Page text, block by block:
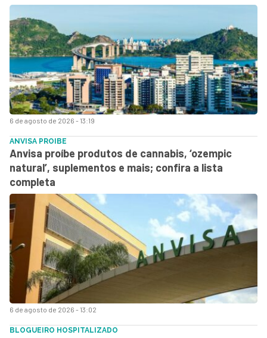
6 de agosto de 2026 - 13:19
6 de agosto de 2026 - 13:02
ANVISA PROIBE
Anvisa proíbe produtos de cannabis, ‘ozempic
natural’, suplementos e mais; confira a lista
completa
BLOGUEIRO HOSPITALIZADO